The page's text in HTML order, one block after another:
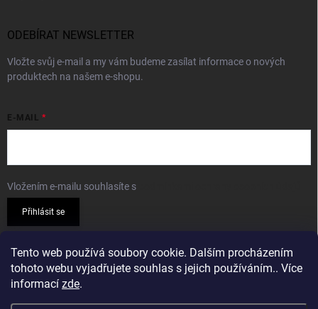
Tento web používá soubory cookie. Dalším procházením
tohoto webu vyjadřujete souhlas s jejich používáním.. Více
informací zde.
ODEBÍRAT NEWSLETTER
Vložte svůj e-mail a my vám budeme zasílat informace o nových
produktech na našem e-shopu.
E-MAIL
Vložením e-mailu souhlasíte s
Přihlásit se
PŘIJÍMÁME ONLINE PLATBY